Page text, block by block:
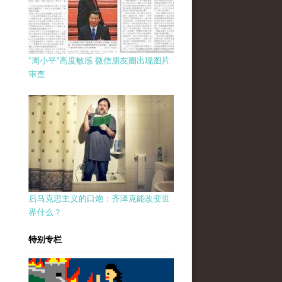
“周小平”高度敏感 微信朋友圈出现图片
审查
后马克思主义的口炮：齐泽克能改变世
界什么？
特别专栏